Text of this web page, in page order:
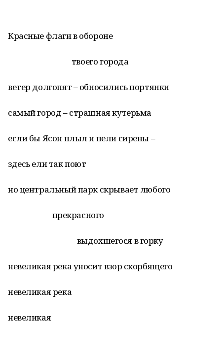
Красные флаги в обороне
твоего города
ветер долгопят – обносились портянки
самый город – страшная кутерьма
если бы Ясон плыл и пели сирены –
здесь ели так поют
но центральный парк скрывает любого
прекрасного
выдохшегося в горку
невеликая река уносит взор скорбящего
невеликая река
невеликая